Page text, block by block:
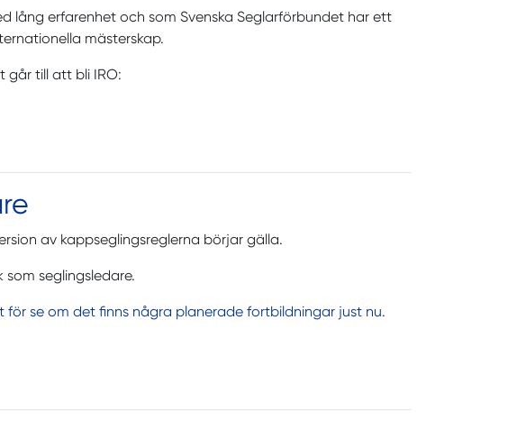
lång erfarenhet och som Svenska Seglarförbundet har ett
mästerskap.
går till att bli IRO:
av kappseglingsreglerna börjar gälla.
seglingsledare.
se om det finns några planerade fortbildningar just nu.